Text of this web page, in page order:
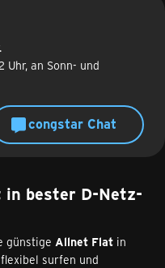
Uhr, an Sonn- und
congstar Chat
bester D-Netz-
günstige Allnet Flat in
surfen und